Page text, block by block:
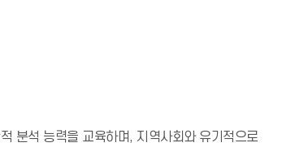
분석 능력을 교육하며, 지역사회와 유기적으로